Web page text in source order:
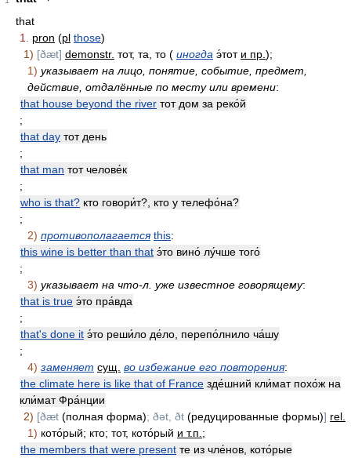
that
1.
pron (pl those)
1) [ðæt] demonstr. тот, та, то ( иногда э́тот и пр. );
1) указывает на лицо, понятие, событие, предмет,
действие, отдалённые по месту или времени:
that house beyond the river тот дом за реко́й
;
that day тот день
;
that man тот челове́к
;
who is that? кто говори́т?, кто у телефо́на?
;
2) противополагается this:
this wine is better than that э́то вино́ лу́чше того́
;
3) указывает на что-л. уже известное говорящему:
that is true э́то пра́вда
;
that's done it э́то реши́ло де́ло, перепо́лнило ча́шу
;
4) заменяет сущ. во избежание его повторения:
the climate here is like that of France зде́шний кли́мат похо́ж на
кли́мат Фра́нции
2) [ðæt (полная форма); ðət, ðt (редуцированные формы)] rel.
1) кото́рый; кто; тот, кото́рый и т.п. ;
the members that were present те из чле́нов, кото́рые